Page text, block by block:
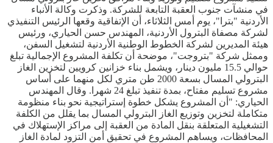
في منشآت جنوب العقبة التابعة للشركة. وذكرت وكالة الأنباء
الأردنية "بترا"، يوم أمس الثلاثاء، أن الإتفاقية وقعها الرئيس التنفيذي
لشركة مصفاة البترول الأردنية، المهندس حسن الحياري، ورئيس
هيئة المديرين لشركة الخطوط الوطنية الأردنية لتشغيل السفن،
وممثل شركة "بتروجت"، موضحة أن تكلفة المشروع الإجمالية تبلغ
حوالي 15.5 مليون دينار، ويشمل بناء خزانين كرويين لتخزين الغاز
البترولي المسال بسعة 2000 طن متري لكل منهما على أساس
مشروع تسليم مفتاح، بمدة تنفيذ تبلغ 24 شهرا. وقال المهندس
الحياري: "أن المشروع يشكل خطوة إستراتيجية نحو بناء منظومة
متكاملة لتخزين وتوزيع الغاز البترولي المسال بما يقلل من الكلفة
التشغيلية المتعلقة بنقل المادة من العقبة إلى مراكز الإستهلاك في
المحافظات، ويساهم المشروع في تحقيق أمن التزود لمادة الغاز